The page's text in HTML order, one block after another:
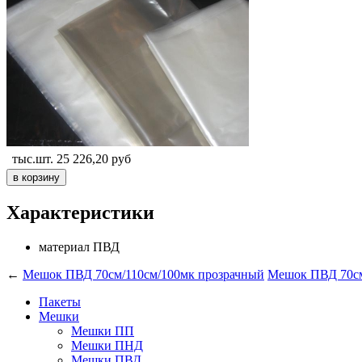
тыс.шт. 25 226,20 руб
Характеристики
материал ПВД
← Мешок ПВД 70см/110см/100мк прозрачный Мешок ПВД
Пакеты
Мешки
Мешки ПП
Мешки ПНД